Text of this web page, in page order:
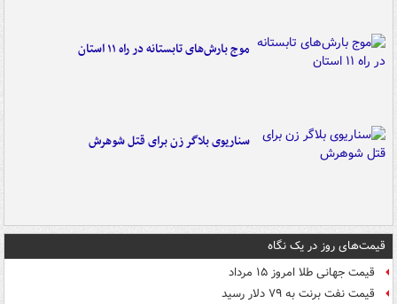
موج بارش‌های تابستانه در راه ۱۱ استان
سناریوی بلاگر زن برای قتل شوهرش
قیمت‌های روز در یک نگاه
قیمت جهانی طلا امروز ۱۵ مرداد
قیمت نفت برنت به ۷۹ دلار رسید